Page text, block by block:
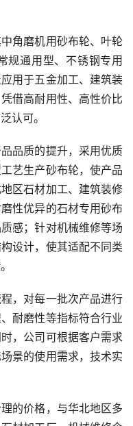
角磨机用砂布轮、叶轮
规通用型、不锈钢专用
用于五金加工、建筑装
借高耐用性、高性价比
认可。
品质的提升，采用优质
艺生产砂布轮，使产品
区石材加工、建筑装修
性优异的石材专用砂布
感；针对机械维修等场
设计，使其适配不同类
，对每一批次产品进行
耐磨性等指标符合行业
，公司可根据客户需求
景的使用需求，技术实
的价格，与华北地区多